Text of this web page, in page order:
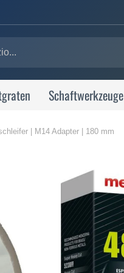
Schaftwerkzeuge
| M14 Adapter | 180 mm